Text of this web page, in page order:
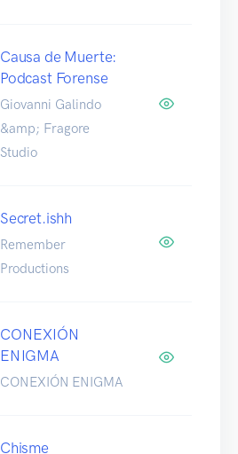
Causa de Muerte:
Podcast Forense
Giovanni Galindo
&amp; Fragore
Studio
Secret.ishh
Remember
Productions
CONEXIÓN
ENIGMA
CONEXIÓN ENIGMA
Chisme